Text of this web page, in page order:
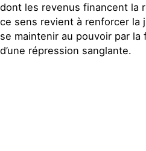
dont les revenus financent la
ce sens revient à renforcer la
se maintenir au pouvoir par
d’une répression sanglante.